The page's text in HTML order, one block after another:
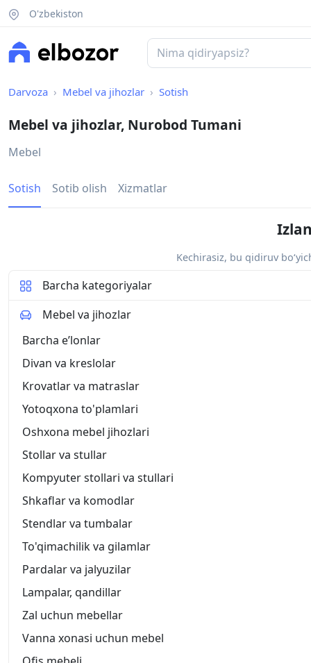
O'zbekiston
Darvoza Mebel va jihozlar Sotish
Mebel va jihozlar, Nurobod Tumani
Mebel
Sotish Sotib olish Xizmatlar
Kechirasiz, bu qidiruv
Barcha kategoriyalar
Mebel va jihozlar
Barcha eʼlonlar
Divan va kreslolar
Krovatlar va matraslar
Yotoqxona to'plamlari
Oshxona mebel jihozlari
Stollar va stullar
Kompyuter stollari va stullari
Shkaflar va komodlar
Stendlar va tumbalar
To'qimachilik va gilamlar
Pardalar va jalyuzilar
Lampalar, qandillar
Zal uchun mebellar
Vanna xonasi uchun mebel